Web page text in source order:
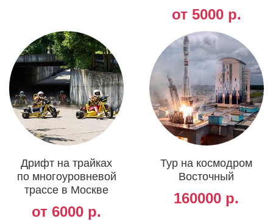
от 5000 р.
Дрифт на трайках
по многоуровневой
трассе в Москве
от 6000 р.
Тур на космодром
Восточный
160000 р.